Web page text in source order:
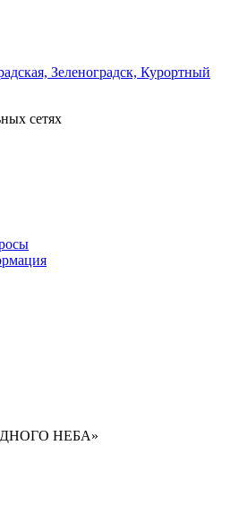
Зеленоградск, Курортный
сетях
НЕБА»